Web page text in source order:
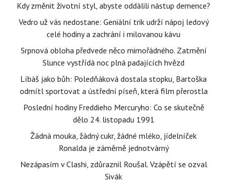
Kdy změnit životní styl, abyste oddálili nástup demence?
Vedro už vás nedostane: Geniální trik udrží nápoj ledový
celé hodiny a zachrání i milovanou kávu
Srpnová obloha předvede něco mimořádného. Zatmění
Slunce vystřídá noc plná padajících hvězd
Líbáš jako bůh: Poledňáková dostala stopku, Bartoška
odmítl sportovat a ústřední píseň, která film přerostla
Poslední hodiny Freddieho Mercuryho: Co se skutečně
dělo 24. listopadu 1991
Žádná mouka, žádný cukr, žádné mléko, jídelníček
Ronalda je záměrně jednotvárný
Nezápasím v Clashi, zdůraznil Roušal. Vzápětí se ozval
Sivák